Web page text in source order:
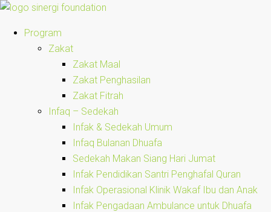
Program
Zakat
Zakat Maal
Zakat Penghasilan
Zakat Fitrah
Infaq – Sedekah
Infak & Sedekah Umum
Infaq Bulanan Dhuafa
Sedekah Makan Siang Hari Jumat
Infak Pendidikan Santri Penghafal Quran
Infak Operasional Klinik Wakaf Ibu dan Anak
Infak Pengadaan Ambulance untuk Dhuafa